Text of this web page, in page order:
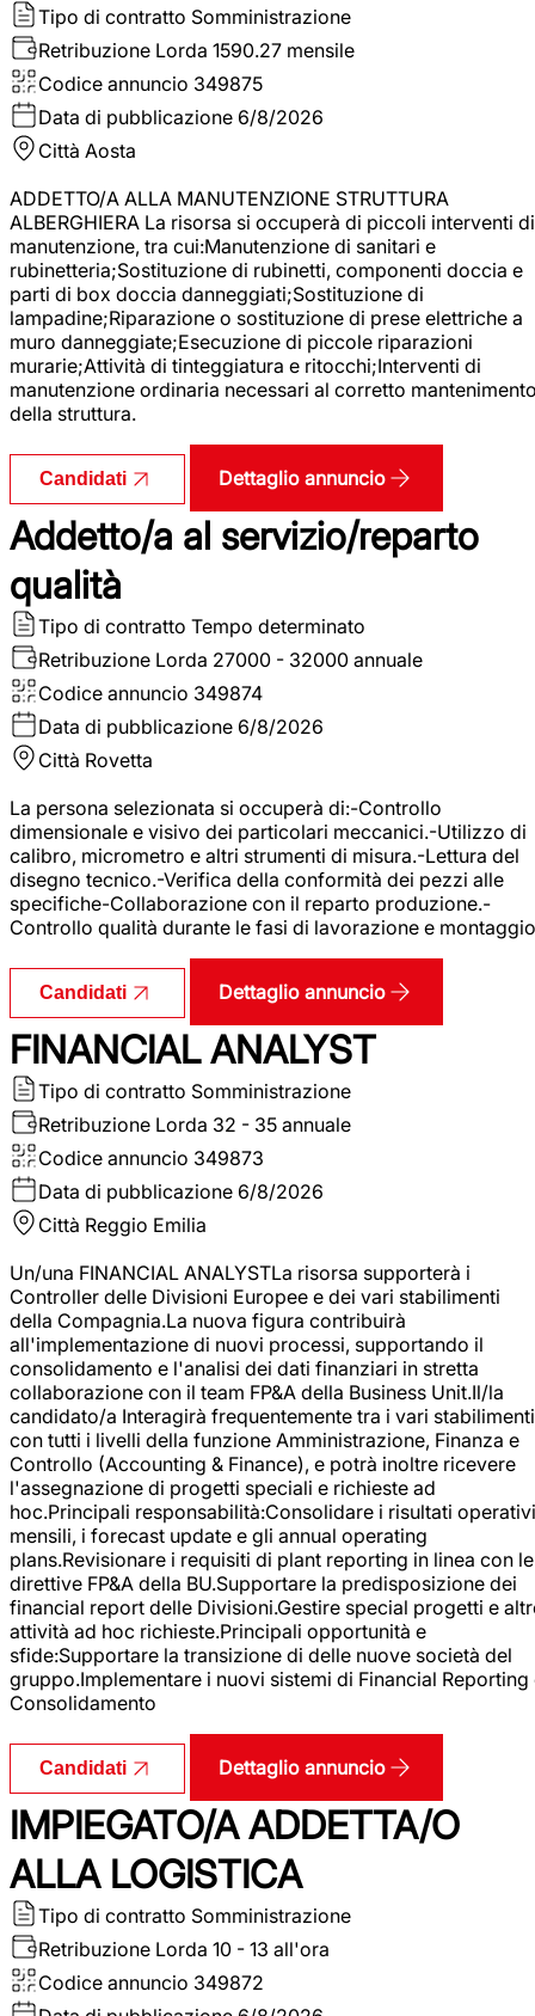
Tipo di contratto Somministrazione
Retribuzione Lorda 1590.27 mensile
Codice annuncio 349875
Data di pubblicazione 6/8/2026
Città Aosta
ADDETTO/A ALLA MANUTENZIONE STRUTTURA
ALBERGHIERA La risorsa si occuperà di piccoli interventi di
manutenzione, tra cui:Manutenzione di sanitari e
rubinetteria;Sostituzione di rubinetti, componenti doccia e
parti di box doccia danneggiati;Sostituzione di
lampadine;Riparazione o sostituzione di prese elettriche a
muro danneggiate;Esecuzione di piccole riparazioni
murarie;Attività di tinteggiatura e ritocchi;Interventi di
manutenzione ordinaria necessari al corretto
della struttura.
Candidati Dettaglio annuncio
Addetto/a al servizio/reparto
qualità
Tipo di contratto Tempo determinato
Retribuzione Lorda 27000 - 32000 annuale
Codice annuncio 349874
Data di pubblicazione 6/8/2026
Città Rovetta
La persona selezionata si occuperà di:-Controllo
dimensionale e visivo dei particolari meccanici.-Utilizzo di
calibro, micrometro e altri strumenti di misura.-Lettura del
disegno tecnico.-Verifica della conformità dei pezzi alle
specifiche-Collaborazione con il reparto produzione.-
Controllo qualità durante le fasi di lavorazione e
Candidati Dettaglio annuncio
FINANCIAL ANALYST
Tipo di contratto Somministrazione
Retribuzione Lorda 32 - 35 annuale
Codice annuncio 349873
Data di pubblicazione 6/8/2026
Città Reggio Emilia
Un/una FINANCIAL ANALYSTLa risorsa supporterà i
Controller delle Divisioni Europee e dei vari stabilimenti
della Compagnia.La nuova figura contribuirà
all'implementazione di nuovi processi, supportando il
consolidamento e l'analisi dei dati finanziari in stretta
collaborazione con il team FP&A della Business Unit.Il/la
candidato/a Interagirà frequentemente tra i vari stabilimenti
con tutti i livelli della funzione Amministrazione, Finanza e
Controllo (Accounting & Finance), e potrà inoltre ricevere
l'assegnazione di progetti speciali e richieste ad
hoc.Principali responsabilità:Consolidare i risultati operativi
mensili, i forecast update e gli annual operating
plans.Revisionare i requisiti di plant reporting in linea con le
direttive FP&A della BU.Supportare la predisposizione dei
financial report delle Divisioni.Gestire special progetti e
attività ad hoc richieste.Principali opportunità e
sfide:Supportare la transizione di delle nuove società del
gruppo.Implementare i nuovi sistemi di Financial Reporting
Consolidamento
Candidati Dettaglio annuncio
IMPIEGATO/A ADDETTA/O
ALLA LOGISTICA
Tipo di contratto Somministrazione
Retribuzione Lorda 10 - 13 all'ora
Codice annuncio 349872